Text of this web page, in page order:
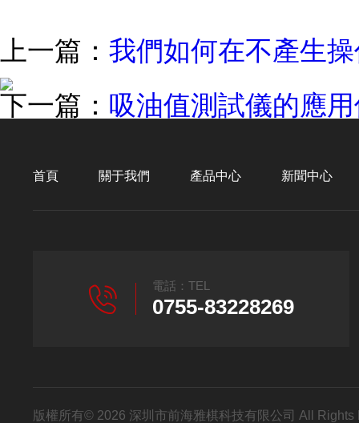
上一篇： 我們如何在不產生
下一篇： 吸油值測試儀的應
首頁 關于我們 產品中心 新聞中心
電話：TEL
0755-83228269
版權所有© 2026 深圳市前海雅棋科技有限公司 All